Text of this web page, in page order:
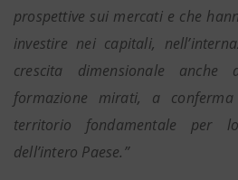
prospettive sui mercati e che
investire nei capitali,
crescita dimensionale anche
formazione mirati, a
territorio fondamentale per
dell’intero Paese.”